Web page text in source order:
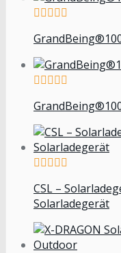
CSL –
Solarladegerät